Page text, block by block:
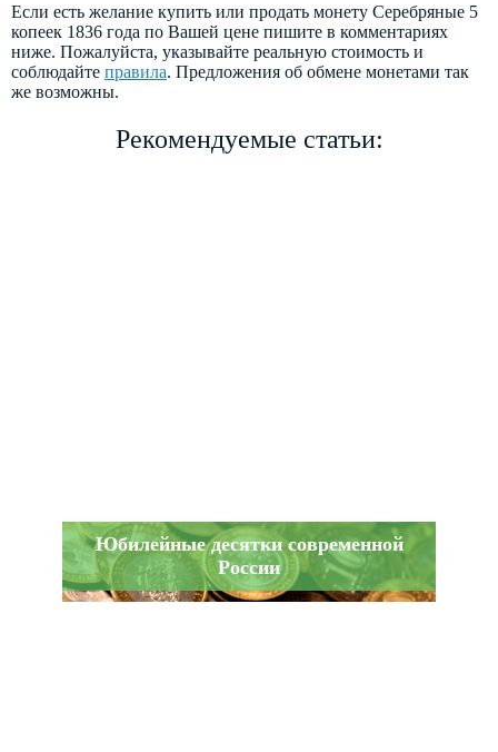
Если есть желание купить или продать монету Серебряные 5
копеек 1836 года по Вашей цене пишите в комментариях
ниже. Пожалуйста, указывайте реальную стоимость и
соблюдайте правила. Предложения об обмене монетами так
же возможны.
Рекомендуемые статьи:
Юбилейные десятки современной
России